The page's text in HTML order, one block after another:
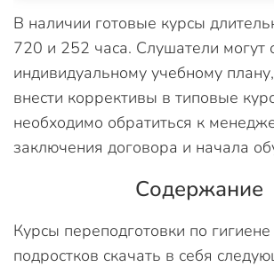
В наличии готовые курсы
720 и 252 часа. Слушатели могут
индивидуальному учебному
внести коррективы в типовые
необходимо обратиться к
заключения договора и начала
Содержание
Курсы переподготовки по
подростков скачать в себя